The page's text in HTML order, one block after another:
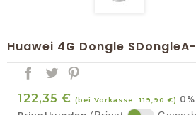
Huawei 4G Dongle
122,35 € (bei Vorkasse: 119,90 €)